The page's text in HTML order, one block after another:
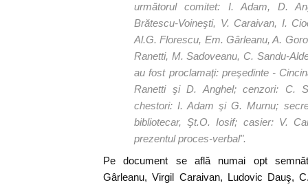
următorul comitet: I. Adam, D.
Brătescu-Voineşti, V. Caraivan, I.
Al.G. Florescu, Em. Gârleanu, A.
Ranetti, M. Sadoveanu, C. Sandu-
au fost proclamaţi: preşedinte -
Ranetti şi D. Anghel; cenzori: C.
chestori: I. Adam şi G. Murnu;
bibliotecar, Şt.O. Iosif; casier: V.
prezentul proces-verbal".
Pe document se află numai opt
Gârleanu, Virgil Caraivan, Ludovic Dauş,